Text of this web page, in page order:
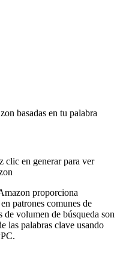
basadas en tu palabra
clic en generar para ver
proporciona
patrones comunes de
volumen de búsqueda son
las palabras clave usando